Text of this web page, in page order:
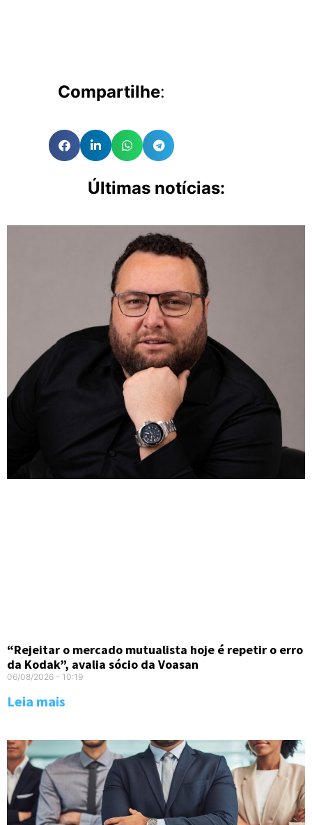
Compartilhe:
Últimas notícias:
“Rejeitar o mercado mutualista hoje é repetir o erro
da Kodak”, avalia sócio da Voasan
06/08/2026 10:19
Leia mais